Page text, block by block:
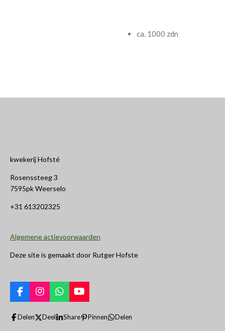
ca. 1000 zdn
kwekerij Hofsté
Rosenssteeg 3
7595pk Weerselo
+31 613202325
Algemene actievoorwaarden
Deze site is gemaakt door Rutger Hofste
F
a
c
I
n
s
t
W
h
a
t
Y
o
u
T
Delen Deel Share Pinnen Delen